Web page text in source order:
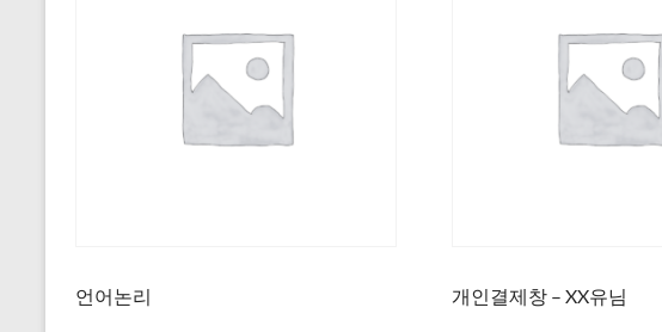
언어논리 개인결제창 – XX유님